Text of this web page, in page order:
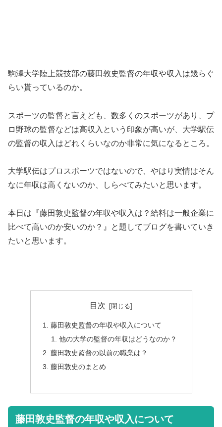
駒澤大学陸上競技部の藤田敦史監督の年収や収入は幾らぐ
らい貰っているのか。
スポーツの監督と言えども、数多くのスポーツがあり、プ
ロ野球の監督などは高収入という印象が高いが、大学駅伝
の監督の収入はどれくらいなのか非常に気になるところ。
大学駅伝はプロスポーツではないので、やはり実情はそん
なに年収は高くないのか、しらべてみたいと思います。
本日は『藤田敦史監督の年収や収入は？給料は一般企業に
比べて高いのか安いのか？』と題してブログを書いていき
たいと思います。
目次
藤田敦史監督の年収や収入について
他の大学の監督の年収はどうなのか？
藤田敦史監督の以前の職業は？
藤田敦史のまとめ
藤田敦史監督の年収や収入について